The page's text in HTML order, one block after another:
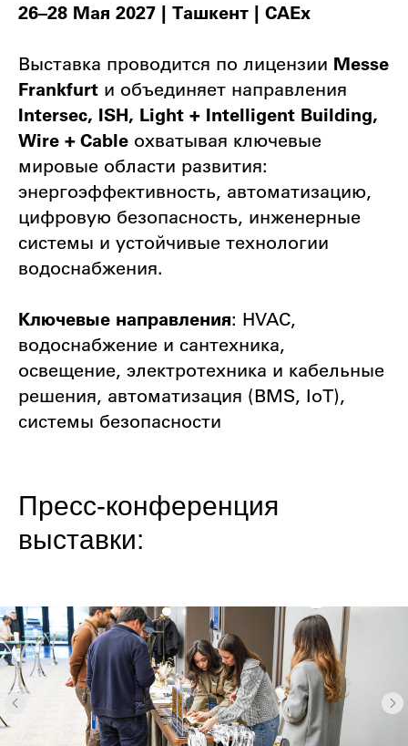
26–28 Мая 2027 | Ташкент | CAEx
Выставка проводится по лицензии Messe
Frankfurt и объединяет направления
Intersec, ISH, Light + Intelligent Building,
Wire + Cable охватывая ключевые
мировые области развития:
энергоэффективность, автоматизацию,
цифровую безопасность, инженерные
системы и устойчивые технологии
водоснабжения.
Ключевые направления: HVAC,
водоснабжение и сантехника,
освещение, электротехника и кабельные
решения, автоматизация (BMS, IoT),
системы безопасности
Пресс-конференция
выставки: